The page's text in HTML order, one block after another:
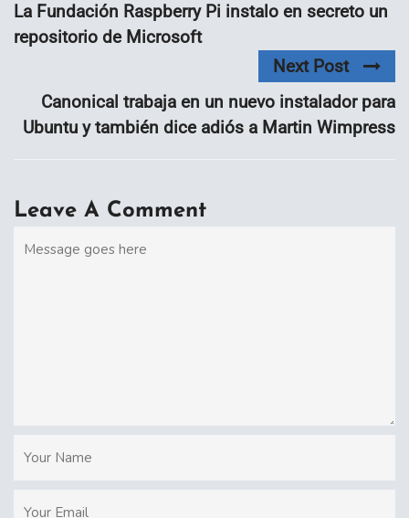
La Fundación Raspberry Pi instalo en secreto un
repositorio de Microsoft
Next Post
Canonical trabaja en un nuevo instalador para
Ubuntu y también dice adiós a Martin Wimpress
Leave A Comment